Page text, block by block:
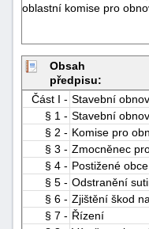
oblastní komise pro
Obsah
předpisu:
Část I - Stavební
§ 1 - Stavební
§ 2 - Komise pro
§ 3 - Zmocněnec
§ 4 - Postižené obce
§ 5 - Odstranění
§ 6 - Zjištění škod
§ 7 - Řízení